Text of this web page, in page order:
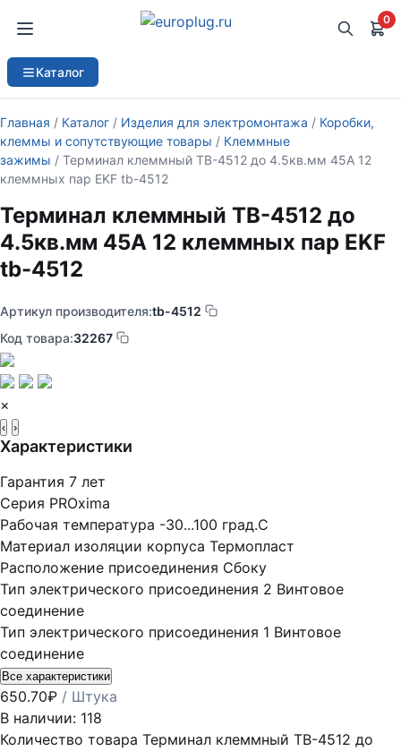
0
Каталог
Главная / Каталог / Изделия для электромонтажа / Коробки,
клеммы и сопутствующие товары / Клеммные
зажимы / Терминал клеммный TB-4512 до 4.5кв.мм 45А 12
клеммных пар EKF tb-4512
Терминал клеммный TB-4512 до
4.5кв.мм 45А 12 клеммных пар EKF
tb-4512
Артикул производителя:tb-4512
Код товара:32267
×
‹ ›
Характеристики
Гарантия 7 лет
Серия PROxima
Рабочая температура -30...100 град.C
Материал изоляции корпуса Термопласт
Расположение присоединения Сбоку
Тип электрического присоединения 2 Винтовое
соединение
Тип электрического присоединения 1 Винтовое
соединение
Все характеристики
650.70₽ / Штука
В наличии: 118
Количество товара Терминал клеммный TB-4512 до